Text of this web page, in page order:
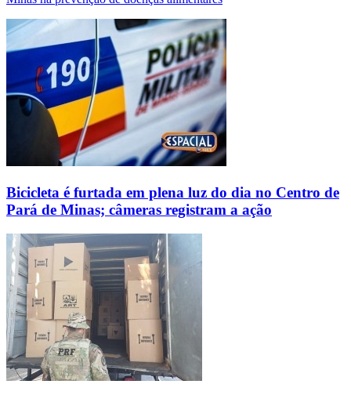
Bicicleta é furtada em plena luz do dia no Centro de
Pará de Minas; câmeras registram a ação